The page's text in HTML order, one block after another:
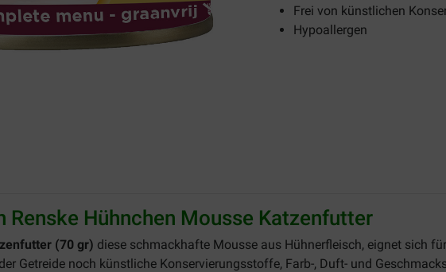
Frei von künstlichen
Hypoallergen
Hühnchen Mousse Katzenfutter
(70 gr) diese schmackhafte Mousse aus Hühnerfleisch, eignet sich
Getreide noch künstliche Konservierungsstoffe, Farb-, Duft- und